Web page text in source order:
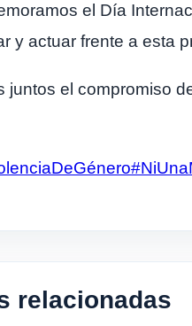
el Día
y actuar frente a esta
juntos el compromiso
relacionadas